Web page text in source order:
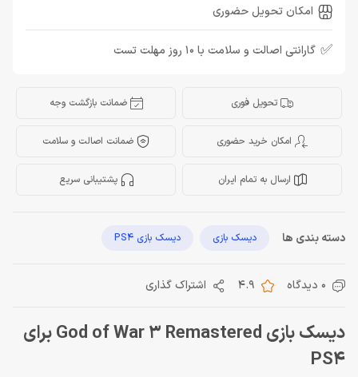
امکان تحویل حضوری
✅ گارانتی اصالت و سلامت با 10 روز مهلت تست
تحویل فوری ضمانت بازگشت وجه
امکان خرید حضوری ضمانت اصالت و سلامت
ارسال به تمام ایران پشتیبانی سریع
دسته بندی ها دیسک بازی دیسک بازی PS4
0 دیدگاه 4.9 اشتراک گذاری
دیسک بازی God of War 3 Remastered برای
PS4